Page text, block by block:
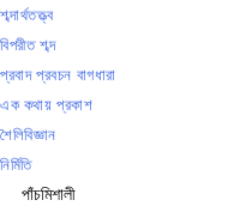
শব্দার্থতত্ত্ব
বিপরীত শব্দ
প্রবাদ প্রবচন বাগধারা
এক কথায় প্রকাশ
শৈলিবিজ্ঞান
নির্মিতি
পাঁচমিশালী